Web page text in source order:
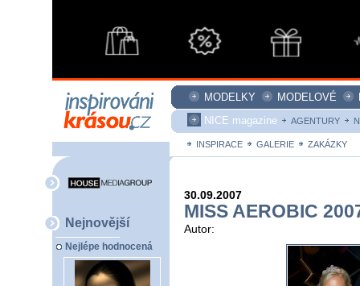
MODELKY MODELOVÉ
NICE magazine
AGENTURY
INSPIRACE GALERIE ZAKÁZKY
Nejnovější
Nejlépe hodnocená
30.09.2007
MISS AEROBIC
Autor: